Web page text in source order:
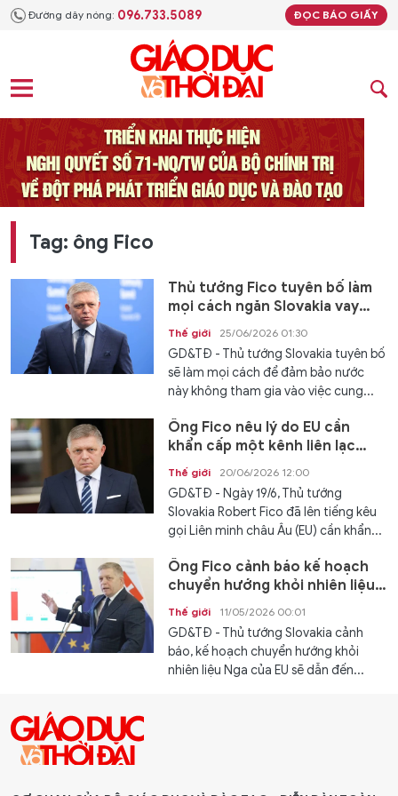
Đường dây nóng: 096.733.5089 ĐỌC BÁO GIẤY
Tag: ông Fico
Thủ tướng Fico tuyên bố làm
mọi cách ngăn Slovakia vay
tiền quân sự cho Ukraine
Thế giới 25/06/2026 01:30
GD&TĐ - Thủ tướng Slovakia tuyên bố
sẽ làm mọi cách để đảm bảo nước
này không tham gia vào việc cung...
Ông Fico nêu lý do EU cần
khẩn cấp một kênh liên lạc
ngoại giao với Nga
Thế giới 20/06/2026 12:00
GD&TĐ - Ngày 19/6, Thủ tướng
Slovakia Robert Fico đã lên tiếng kêu
gọi Liên minh châu Âu (EU) cần khẩn...
Ông Fico cảnh báo kế hoạch
chuyển hướng khỏi nhiên liệu
Nga của EU
Thế giới 11/05/2026 00:01
GD&TĐ - Thủ tướng Slovakia cảnh
báo, kế hoạch chuyển hướng khỏi
nhiên liệu Nga của EU sẽ dẫn đến...